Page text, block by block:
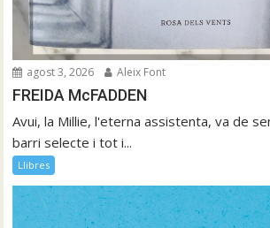
agost 3, 2026 Aleix Font
FREIDA McFADDEN
Avui, la Millie, l'eterna assistenta, va de
barri selecte i tot i...
Llibres